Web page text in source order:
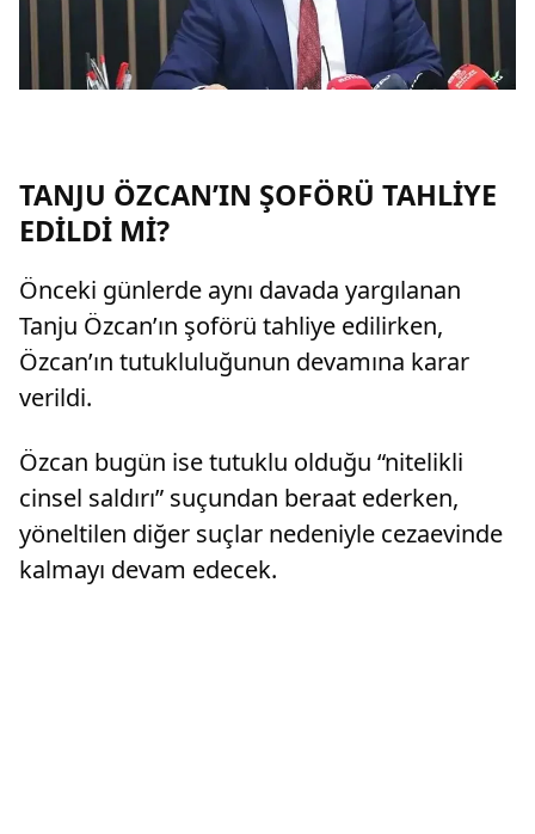
TANJU ÖZCAN’IN ŞOFÖRÜ TAHLİYE
EDİLDİ Mİ?
Önceki günlerde aynı davada yargılanan
Tanju Özcan’ın şoförü tahliye edilirken,
Özcan’ın tutukluluğunun devamına karar
verildi.
Özcan bugün ise tutuklu olduğu “nitelikli
cinsel saldırı” suçundan beraat ederken,
yöneltilen diğer suçlar nedeniyle cezaevinde
kalmayı devam edecek.